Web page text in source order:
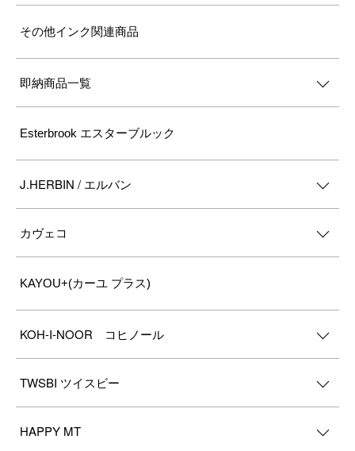
その他インク関連商品
即納商品一覧
Esterbrook エスターブルック
J.HERBIN / エルバン
カヴェコ
KAYOU+(カーユ プラス)
KOH-I-NOOR コヒノール
TWSBI ツイスビー
HAPPY MT